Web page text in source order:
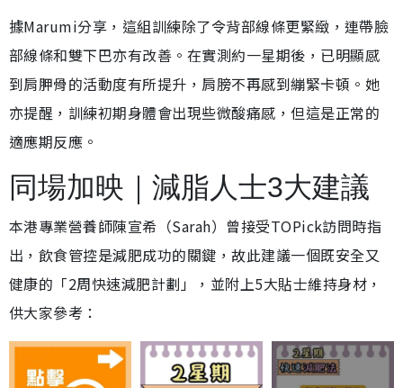
據Marumi分享，這組訓練除了令背部線條更緊緻，連帶臉
部線條和雙下巴亦有改善。在實測約一星期後，已明顯感
到肩胛骨的活動度有所提升，肩膀不再感到繃緊卡頓。她
亦提醒，訓練初期身體會出現些微酸痛感，但這是正常的
適應期反應。
同場加映｜減脂人士3大建議
本港專業營養師陳宣希（Sarah）曾接受TOPick訪問時指
出，飲食管控是減肥成功的關鍵，故此建議一個既安全又
健康的「2周快速減肥計劃」，並附上5大貼士維持身材，
供大家參考：